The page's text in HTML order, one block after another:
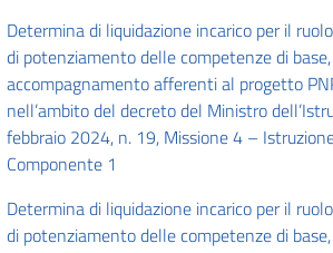
Determina di liquidazione incarico per il
di potenziamento delle competenze di
accompagnamento afferenti al progetto
nell’ambito del decreto del Ministro
febbraio 2024, n. 19, Missione 4 –
Componente 1
Determina di liquidazione incarico per il
di potenziamento delle competenze di